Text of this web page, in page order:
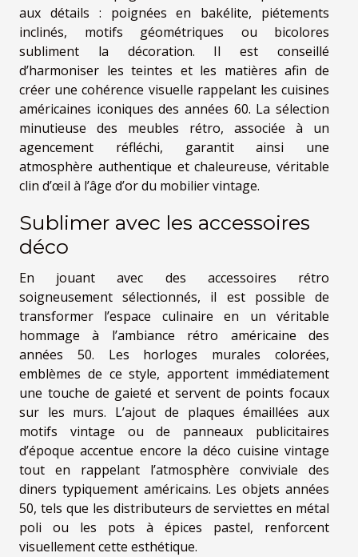
aux détails : poignées en bakélite, piétements
inclinés, motifs géométriques ou bicolores
subliment la décoration. Il est conseillé
d’harmoniser les teintes et les matières afin de
créer une cohérence visuelle rappelant les cuisines
américaines iconiques des années 60. La sélection
minutieuse des meubles rétro, associée à un
agencement réfléchi, garantit ainsi une
atmosphère authentique et chaleureuse, véritable
clin d’œil à l’âge d’or du mobilier vintage.
Sublimer avec les accessoires
déco
En jouant avec des accessoires rétro
soigneusement sélectionnés, il est possible de
transformer l’espace culinaire en un véritable
hommage à l’ambiance rétro américaine des
années 50. Les horloges murales colorées,
emblèmes de ce style, apportent immédiatement
une touche de gaieté et servent de points focaux
sur les murs. L’ajout de plaques émaillées aux
motifs vintage ou de panneaux publicitaires
d’époque accentue encore la déco cuisine vintage
tout en rappelant l’atmosphère conviviale des
diners typiquement américains. Les objets années
50, tels que les distributeurs de serviettes en métal
poli ou les pots à épices pastel, renforcent
visuellement cette esthétique.